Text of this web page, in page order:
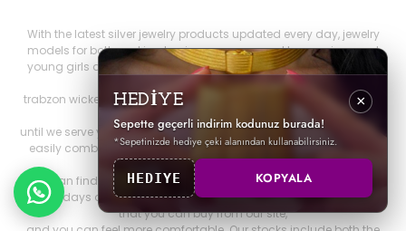
With the latest silver jewelry products updated every day, jewelry
models for both working business women and housewives and
young girls are silver necklaces, silver earrings, silver rings, silver
trabzon wicker, trabzon kazaziye, gold series, personalized jewelry
and brand jewelry since 2009
until we serve you. Other 925 sterling jewelry products that you can
easily combine with all jewelry products that will make you look
both elegant and stylish.
You can find it on our website. You can be more elegant on your
special days and nights with all our silver special design products
that you can buy from our site,
HEDİYE
Sepette geçerli indirim kodunuz burada!
*Sepetinizde hediye çeki alanından kullanabilirsiniz.
×
HEDIYE KOPYALA